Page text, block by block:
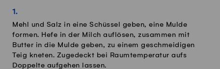
Mehl und Salz in eine Schüssel geben, eine Mulde
formen. Hefe in der Milch auflösen, zusammen mit
Butter in die Mulde geben, zu einem geschmeidigen
Teig kneten. Zugedeckt bei Raumtemperatur aufs
Doppelte aufgehen lassen.